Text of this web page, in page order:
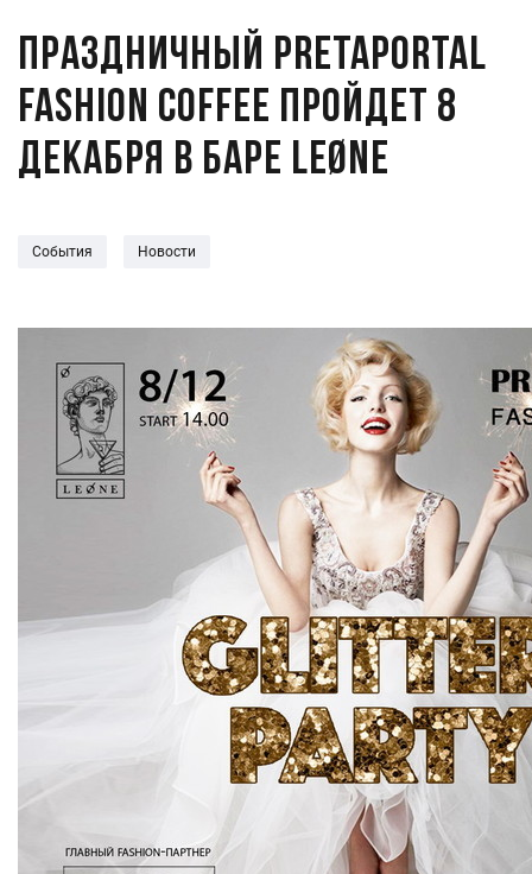
Праздничный PRETAPORTAL
Fashion Coffee пройдет 8
декабря в баре LEØNE
События Новости